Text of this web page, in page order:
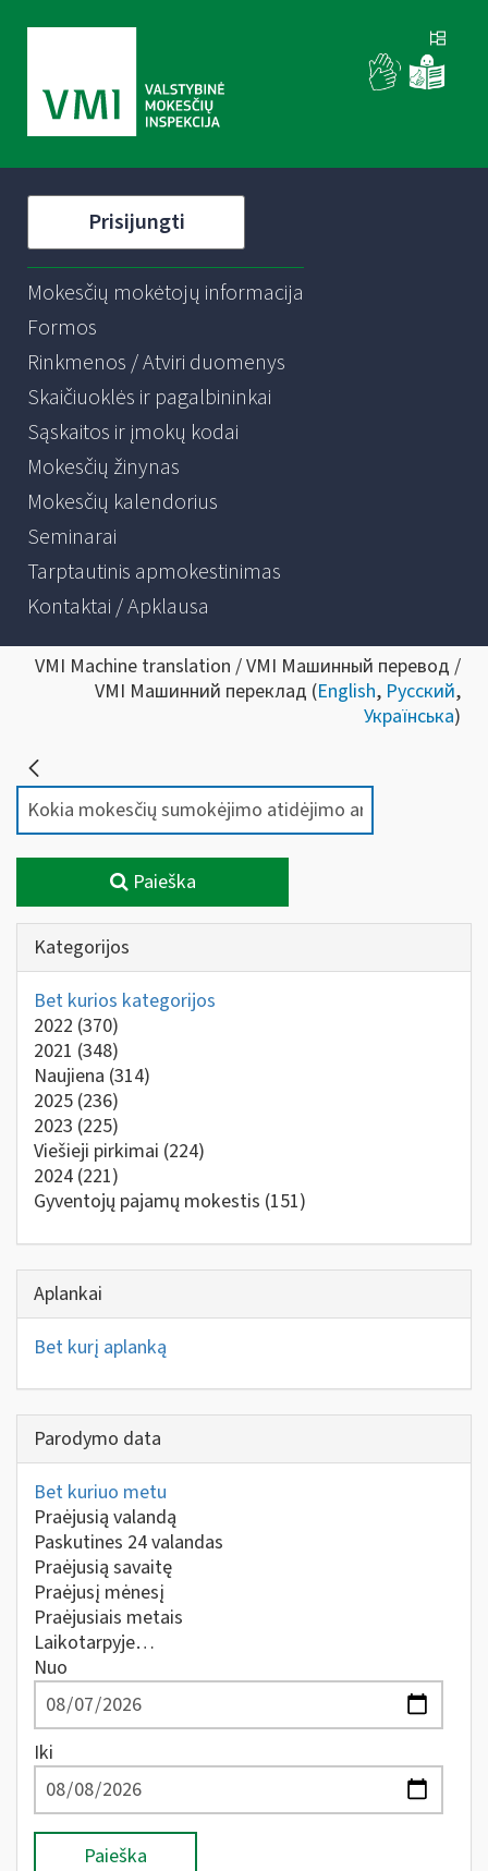
Prisijungti
Mokesčių mokėtojų informacija
Formos
Rinkmenos / Atviri duomenys
Skaičiuoklės ir pagalbininkai
Sąskaitos ir įmokų kodai
Mokesčių žinynas
Mokesčių kalendorius
Seminarai
Tarptautinis apmokestinimas
Kontaktai / Apklausa
VMI Machine translation / VMI Машинный перевод /
VMI Машинний переклад (English, Русский,
Українська)
Paieška
Kategorijos
Bet kurios kategorijos
2022 (370)
2021 (348)
Naujiena (314)
2025 (236)
2023 (225)
Viešieji pirkimai (224)
2024 (221)
Gyventojų pajamų mokestis (151)
Aplankai
Bet kurį aplanką
Parodymo data
Bet kuriuo metu
Praėjusią valandą
Paskutines 24 valandas
Praėjusią savaitę
Praėjusį mėnesį
Praėjusiais metais
Laikotarpyje…
Nuo
Iki
Paieška